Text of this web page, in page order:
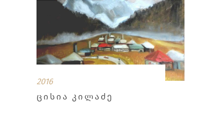
2016
ᲪᲘᲡᲘᲐ ᲙᲘᲚᲐᲫᲔ